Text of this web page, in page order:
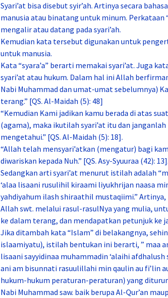
Syari’at bisa disebut syir’ah. Artinya secara
manusia atau binatang untuk minum. Perkataan
mengalir atau datang pada syari’ah.
Kemudian kata tersebut digunakan untuk
untuk manusia.
Kata “syara’a” berarti memakai syari’at. Juga
syari’at atau hukum. Dalam hal ini Allah
Nabi Muhammad dan umat-umat sebelumnya)
terang.” [QS. Al-Maidah (5): 48]
“Kemudian Kami jadikan kamu berada di atas
(agama), maka ikutilah syari’at itu dan
mengetahui.” [QS. Al-Maidah (5): 18].
“Allah telah mensyari’atkan (mengatur) bagi
diwariskan kepada Nuh.” [QS. Asy-Syuuraa (42): 13].
Sedangkan arti syari’at menurut istilah adalah
‘alaa lisaani rusulihil kiraami liyukhrijan naasa
yahdiyahum ilash shiraathil mustaqiimi.”
Allah swt. melalui rasul-rasulNya yang mulia,
ke dalam terang, dan mendapatkan petunjuk ke
Jika ditambah kata “Islam” di belakangnya,
islaamiyatu), istilah bentukan ini berarti, ” maa
lisaani sayyidinaa muhammadin ‘alaihi
ani am bisunnati rasuulillahi min qaulin au fi’lin
hukum-hukum peraturan-peraturan) yang
Nabi Muhammad saw. baik berupa Al-Qur’an